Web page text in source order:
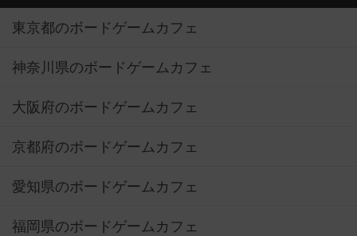
東京都のボードゲームカフェ
神奈川県のボードゲームカフェ
大阪府のボードゲームカフェ
京都府のボードゲームカフェ
愛知県のボードゲームカフェ
福岡県のボードゲームカフェ